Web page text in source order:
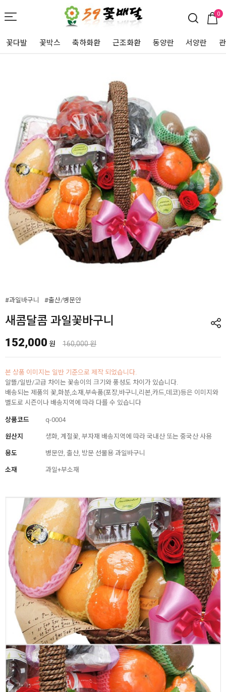
0
꽃다발 꽃박스 축하화환 근조화환 동양란 서양란
#과일바구니 #출산/병문안
새콤달콤 과일꽃바구니
152,000 원 160,000 원
본 상품 이미지는 일반 기준으로 제작 되었습니다.
알뜰/일반/고급 차이는 꽃송이의 크기와 풍성도 차이가 있습니다.
배송되는 제품의 꽃,화분,소재,부속품(포장,바구니,리본,카드,데코)등은 이미지와
별도로 시즌이나 배송지역에 따라 다를 수 있습니다
상품코드 q-0004
원산지 생화, 계절꽃, 부자재 배송지역에 따라 국내산 또는 중국산 사용
용도 병문안, 출산, 방문 선물용 과일바구니
소재 과일+부소재